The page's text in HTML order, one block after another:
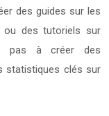
des guides sur les
ou des tutoriels sur
pas à créer des
statistiques clés sur